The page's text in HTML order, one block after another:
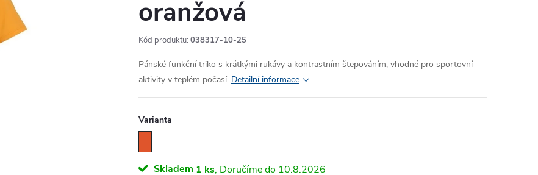
oranžová
Kód produktu: 038317-10-25
Pánské funkční triko s krátkými rukávy a kontrastním štepováním, vhodné pro sportovní
aktivity v teplém počasí. Detailní informace
Varianta
Skladem 1 ks 10.8.2026